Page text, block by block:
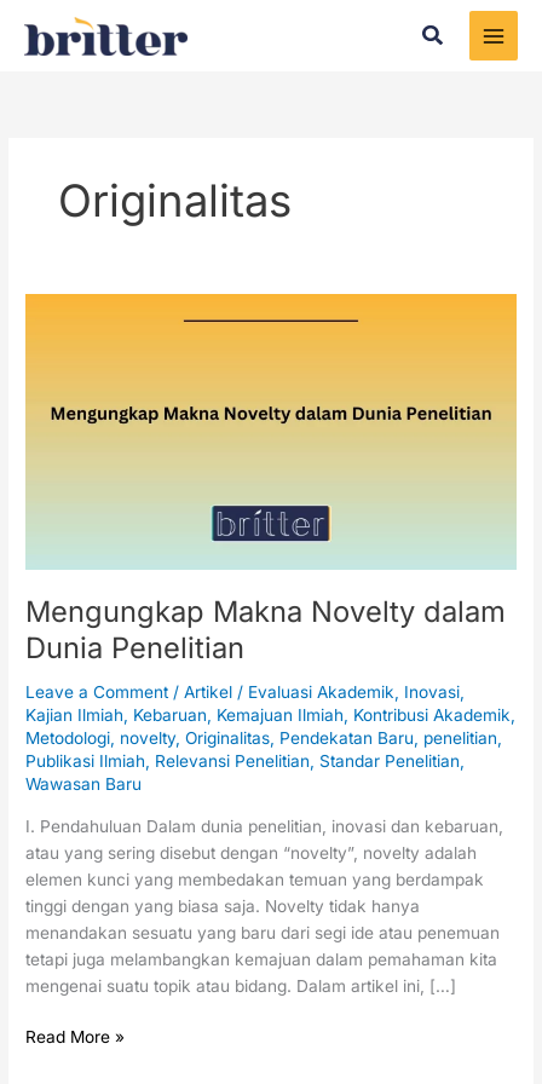
Search
Originalitas
Mengungkap Makna Novelty dalam
Dunia Penelitian
Leave a Comment /Artikel / Evaluasi Akademik, Inovasi,
Kajian Ilmiah, Kebaruan, Kemajuan Ilmiah, Kontribusi Akademik,
Metodologi, novelty,Originalitas, Pendekatan Baru, penelitian,
Publikasi Ilmiah, Relevansi Penelitian,Standar Penelitian,
Wawasan Baru
I. Pendahuluan Dalam dunia penelitian, inovasi dan kebaruan,
atau yang sering disebut dengan “novelty”, novelty adalah
elemen kunci yang membedakan temuan yang berdampak
tinggi dengan yang biasa saja. Novelty tidak hanya
menandakan sesuatu yang baru dari segi ide atau penemuan
tetapi juga melambangkan kemajuan dalam pemahaman kita
mengenai suatu topik atau bidang. Dalam artikel ini, […]
Dunia
Read More »